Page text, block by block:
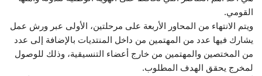
القومي.
ويتم الانتهاء من المحاور الأربعة على مرحلتين، الأولى عبر ورش عمل
يشارك فيها عدد من المهتمين من داخل المنتديات بالإضافة إلى عدد
من المختصين والمهتمين من خارج أعضاء التنسيقية، وذلك للوصول
لمخرج يحقق الهدف المطلوب.